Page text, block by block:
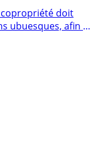
copropriété doit
ubuesques, afin de